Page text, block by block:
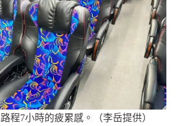
程7小時的疲累感。（李岳提供）